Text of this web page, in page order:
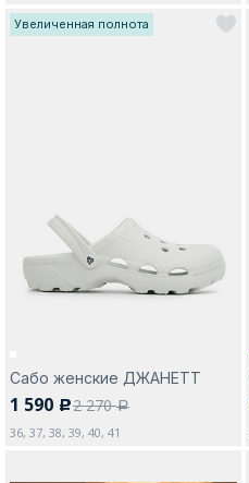
Увеличенная полнота
Сабо женские ДЖАНЕТТ
1 590 c2 270a
36, 37, 38, 39, 40, 41